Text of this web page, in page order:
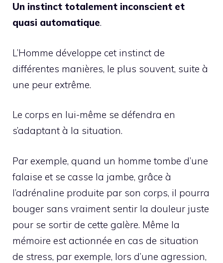
Un instinct totalement inconscient et
quasi automatique.
L’Homme développe cet instinct de
différentes manières, le plus souvent, suite à
une peur extrême.
Le corps en lui-même se défendra en
s’adaptant à la situation.
Par exemple, quand un homme tombe d’une
falaise et se casse la jambe, grâce à
l’adrénaline produite par son corps, il pourra
bouger sans vraiment sentir la douleur juste
pour se sortir de cette galère. Même la
mémoire est actionnée en cas de situation
de stress, par exemple, lors d’une agression,